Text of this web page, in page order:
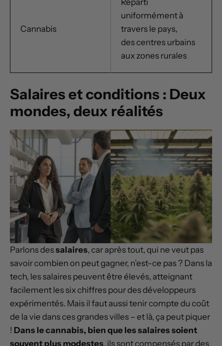
Cannabis
Réparti
uniformément à
travers le pays,
des centres urbains
aux zones rurales
Salaires et conditions : Deux
mondes, deux réalités
Parlons dessalaires, car après tout, qui ne veut pas
savoir combien on peut gagner, n’est-ce pas ? Dans la
tech, les salaires peuvent être élevés, atteignant
facilement les six chiffres pour des développeurs
expérimentés. Mais il faut aussi tenir compte du coût
de la vie dans ces grandes villes – et là, ça peut piquer
! Dans le cannabis, bien que les salaires soient
souvent plus modestes, ils sont compensés par des